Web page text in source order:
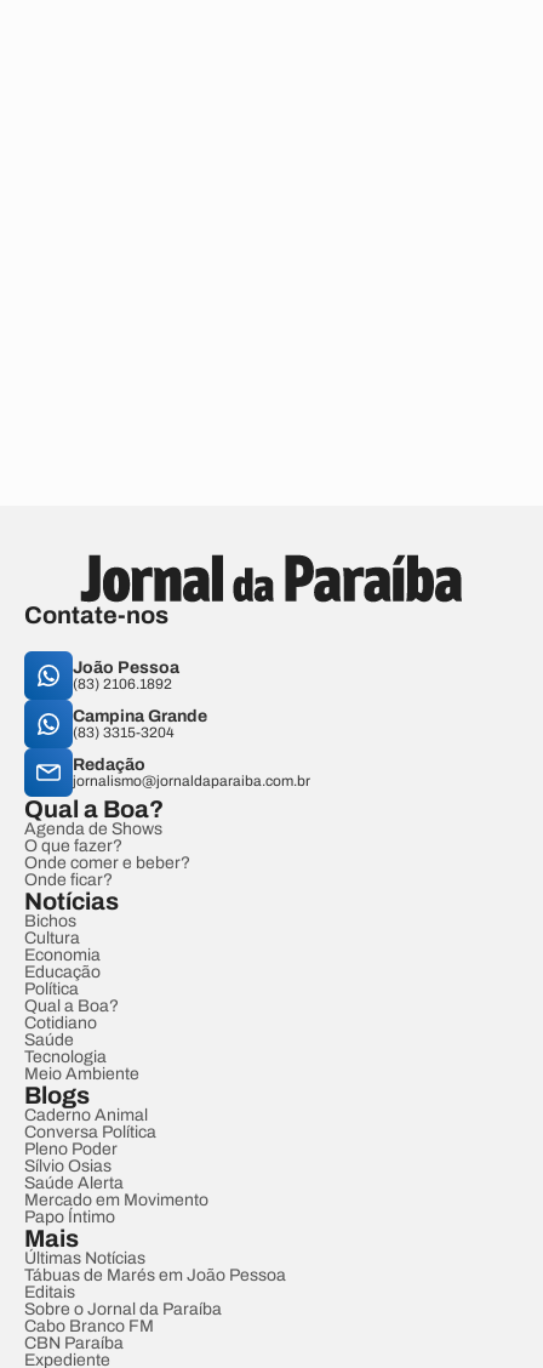
Contate-nos
João Pessoa
(83) 2106.1892
Campina Grande
(83) 3315-3204
Redação
jornalismo@jornaldaparaiba.com.br
Qual a Boa?
Agenda de Shows
O que fazer?
Onde comer e beber?
Onde ficar?
Notícias
Bichos
Cultura
Economia
Educação
Política
Qual a Boa?
Cotidiano
Saúde
Tecnologia
Meio Ambiente
Blogs
Caderno Animal
Conversa Política
Pleno Poder
Sílvio Osias
Saúde Alerta
Mercado em Movimento
Papo Íntimo
Mais
Últimas Notícias
Tábuas de Marés em João Pessoa
Editais
Sobre o Jornal da Paraíba
Cabo Branco FM
CBN Paraíba
Expediente